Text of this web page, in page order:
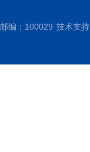
邮编：100029 技术支